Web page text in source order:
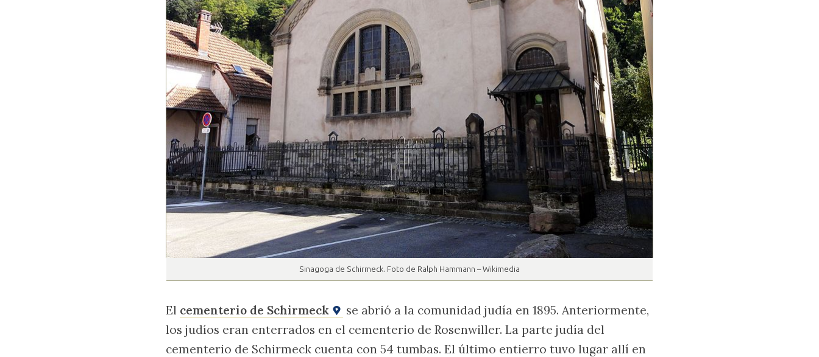
Sinagoga de Schirmeck. Foto de Ralph Hammann – Wikimedia
El cementerio de Schirmeck
se abrió a la comunidad judía en 1895. Anteriormente,
los judíos eran enterrados en el cementerio de Rosenwiller. La parte judía del
cementerio de Schirmeck cuenta con 54 tumbas. El último entierro tuvo lugar allí en